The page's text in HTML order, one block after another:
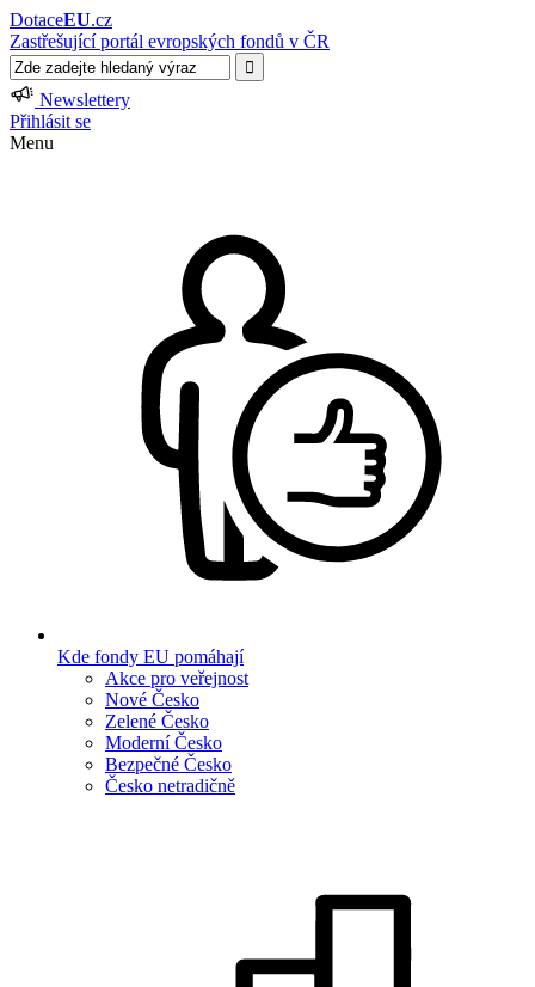
DotaceEU.cz
Zastřešující portál evropských fondů v ČR
Newslettery
Přihlásit se
Menu
Kde fondy EU pomáhají
Akce pro veřejnost
Nové Česko
Zelené Česko
Moderní Česko
Bezpečné Česko
Česko netradičně